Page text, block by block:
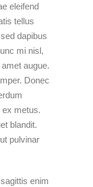
eleifend
tellus
dapibus
mi nisl,
augue.
Donec
ex metus.
blandit.
pulvinar
enim